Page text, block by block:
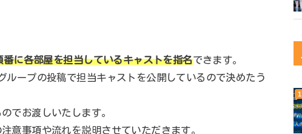
に各部屋を担当しているキャストを指名できます。
ループの投稿で担当キャストを公開しているので決めたう
でお渡しいたします。
意事項や流れを説明させていただきます。